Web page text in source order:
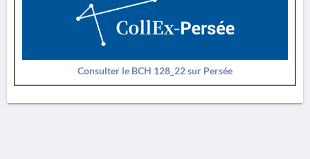
Consulter le BCH 128_22 sur Persée